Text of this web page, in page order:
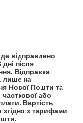
відправлено
дні після
Відправка
лише на
Нової Пошти та
або
Вартість
згідно з тарифами